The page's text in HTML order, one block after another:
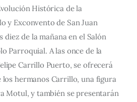
Histórica de la
y Exconvento de San Juan
diez de la mañana en el Salón
Parroquial. A las once de la
Carrillo Puerto, se ofrecerá
hermanos Carrillo, una figura
Motul, y también se presentarán